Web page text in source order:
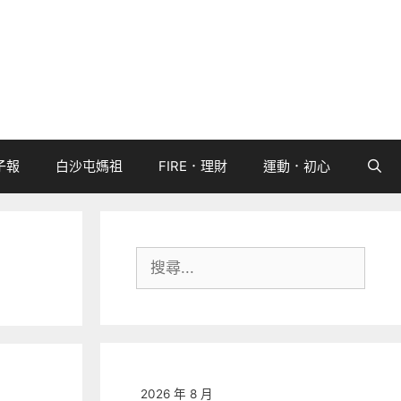
報 白沙屯媽祖 FIRE．理財 運動．初心
尋:
2026 年 8 月